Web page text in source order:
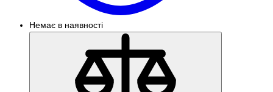
Немає в наявності